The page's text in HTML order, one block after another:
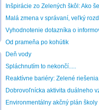
Inšpirácie zo Zelených škôl: Ako
Malá zmena v správaní, veľký
Vyhodnotenie dotazníka o
Od prameňa po kohútik
Deň vody
Spláchnutím to nekončí.....
Reaktívne bariéry: Zelené
Dobrovoľnícka aktivita duálneho
Environmentálny akčný plán školy